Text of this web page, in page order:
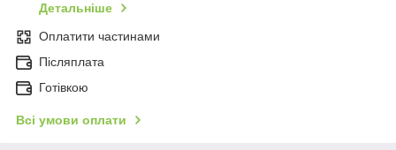
Детальніше
Оплатити частинами
Післяплата
Готівкою
Всі умови оплати